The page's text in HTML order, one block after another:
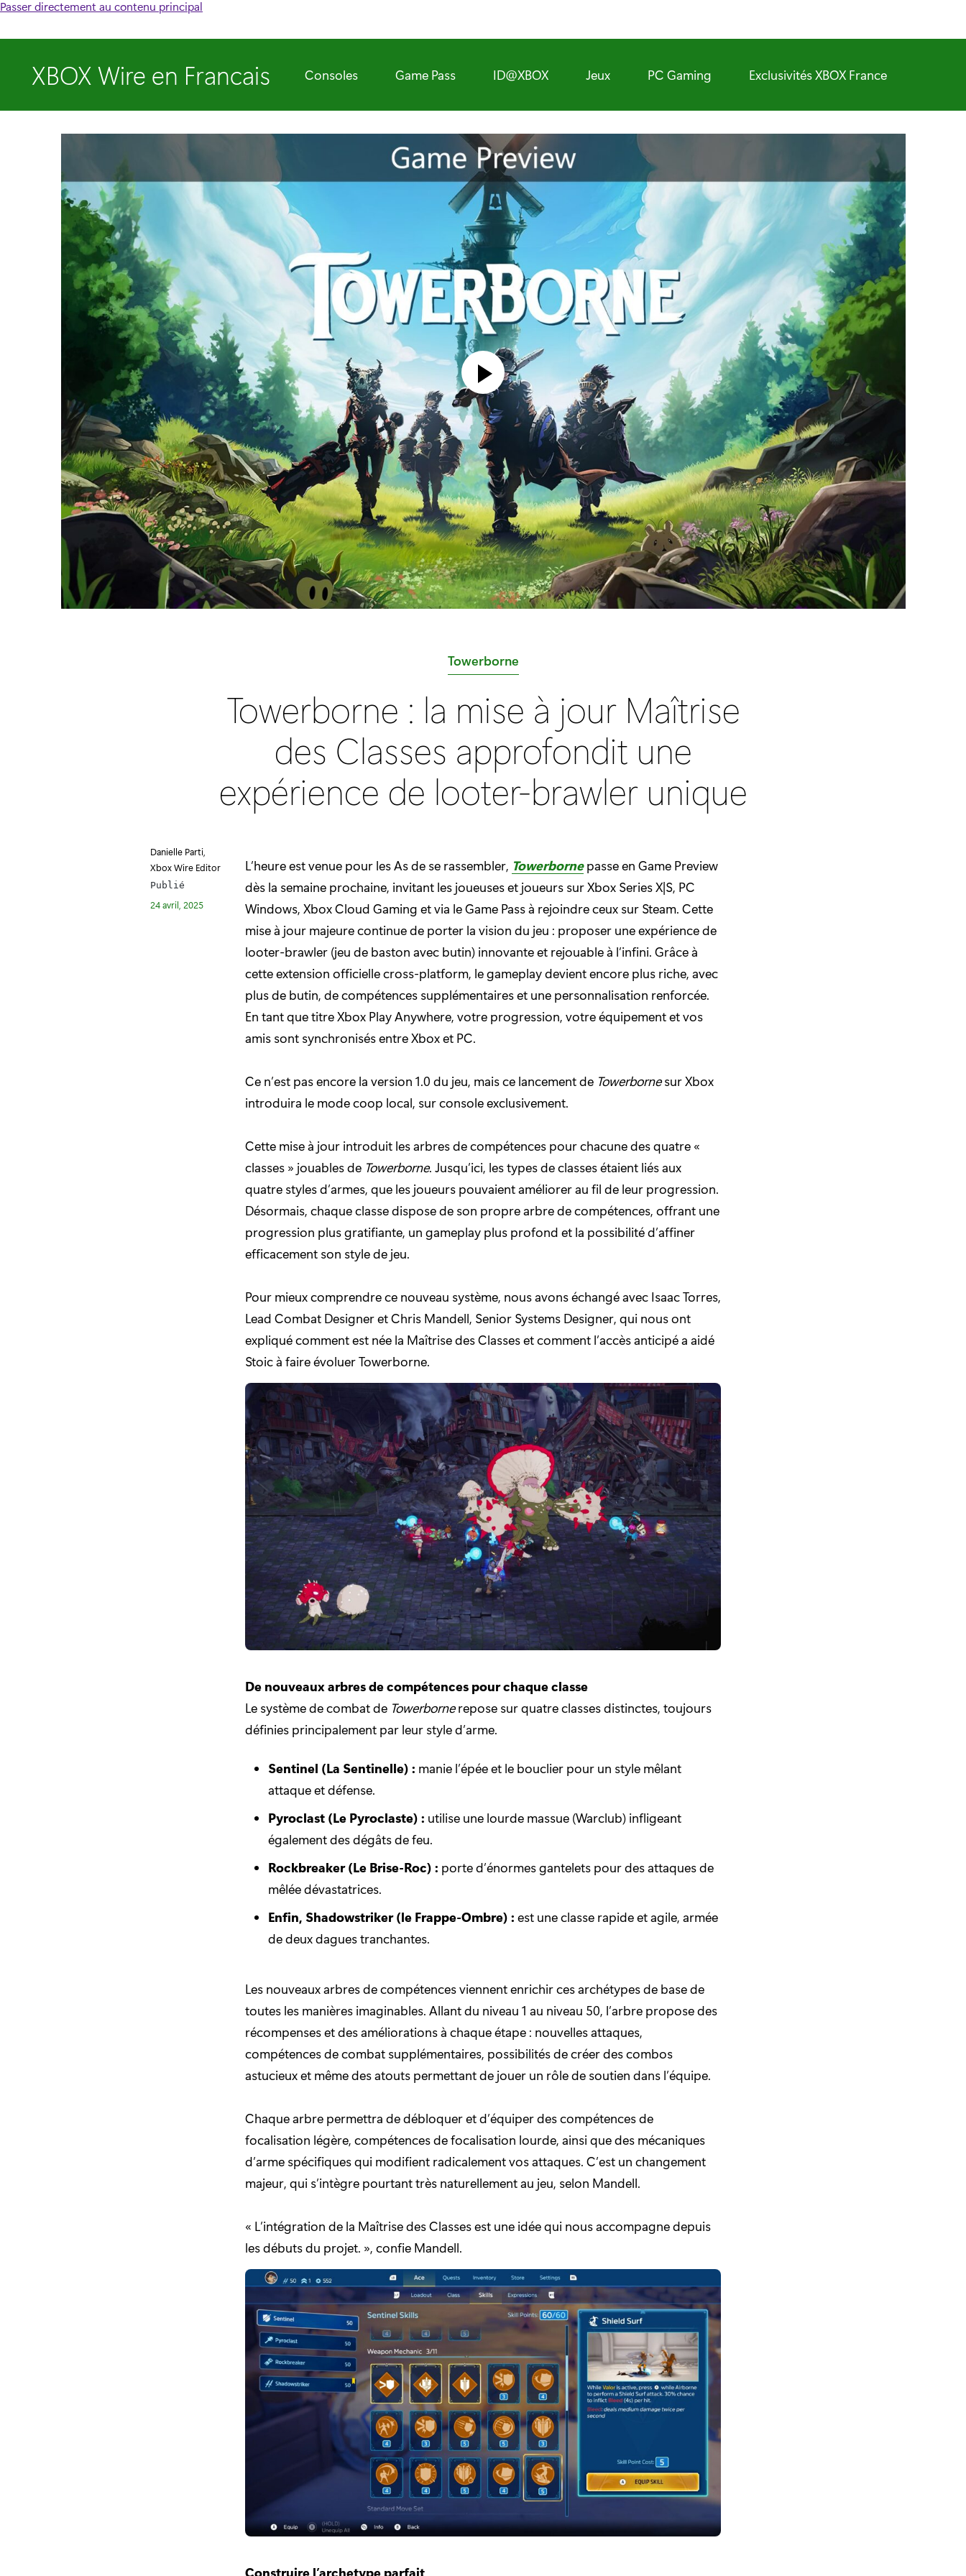
Passer directement au contenu principal
XBOX Wire en Francais Consoles Game Pass ID@XBOX Jeux PC Gaming Exclusivités XBOX France
C
r
i
Towerborne
Towerborne : la mise à jour Maîtrise
des Classes approfondit une
expérience de looter-brawler unique
Danielle Parti,
Xbox Wire Editor
Publié
24 avril, 2025
L’heure est venue pour les As de se rassembler, Towerbornepasse en Game Preview
dès la semaine prochaine, invitant les joueuses et joueurs sur Xbox Series X|S, PC
Windows, Xbox Cloud Gaming et via le Game Pass à rejoindre ceux sur Steam. Cette
mise à jour majeure continue de porter la vision du jeu : proposer une expérience de
looter-brawler (jeu de baston avec butin) innovante et rejouable à l’infini. Grâce à
cette extension officielle cross-platform, le gameplay devient encore plus riche, avec
plus de butin, de compétences supplémentaires et une personnalisation renforcée.
En tant que titre Xbox Play Anywhere, votre progression, votre équipement et vos
amis sont synchronisés entre Xbox et PC.
Ce n’est pas encore la version 1.0 du jeu, mais ce lancement de Towerbornesur Xbox
introduira le mode coop local, sur console exclusivement.
Cette mise à jour introduit les arbres de compétences pour chacune des quatre «
classes » jouables de Towerborne. Jusqu’ici, les types de classes étaient liés aux
quatre styles d’armes, que les joueurs pouvaient améliorer au fil de leur progression.
Désormais, chaque classe dispose de son propre arbre de compétences, offrant une
progression plus gratifiante, un gameplay plus profond et la possibilité d’affiner
efficacement son style de jeu.
Pour mieux comprendre ce nouveau système, nous avons échangé avec Isaac Torres,
Lead Combat Designer et Chris Mandell, Senior Systems Designer, qui nous ont
expliqué comment est née la Maîtrise des Classes et comment l’accès anticipé a aidé
Stoic à faire évoluer Towerborne.
De nouveaux arbres de compétences pour chaque classe
Le système de combat de Towerbornerepose sur quatre classes distinctes, toujours
définies principalement par leur style d’arme.
Sentinel (La Sentinelle) : manie l’épée et le bouclier pour un style mêlant
attaque et défense.
Pyroclast (Le Pyroclaste) : utilise une lourde massue (Warclub) infligeant
également des dégâts de feu.
Rockbreaker (Le Brise-Roc) : porte d’énormes gantelets pour des attaques de
mêlée dévastatrices.
Enfin, Shadowstriker (le Frappe-Ombre) : est une classe rapide et agile, armée
de deux dagues tranchantes.
Les nouveaux arbres de compétences viennent enrichir ces archétypes de base de
toutes les manières imaginables. Allant du niveau 1 au niveau 50, l’arbre propose des
récompenses et des améliorations à chaque étape : nouvelles attaques,
compétences de combat supplémentaires, possibilités de créer des combos
astucieux et même des atouts permettant de jouer un rôle de soutien dans l’équipe.
Chaque arbre permettra de débloquer et d’équiper des compétences de
focalisation légère, compétences de focalisation lourde, ainsi que des mécaniques
d’arme spécifiques qui modifient radicalement vos attaques. C’est un changement
majeur, qui s’intègre pourtant très naturellement au jeu, selon Mandell.
« L’intégration de la Maîtrise des Classes est une idée qui nous accompagne depuis
les débuts du projet. », confie Mandell.
Construire l’archetype parfait